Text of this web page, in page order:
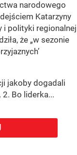
narodowego
Katarzyny
i polityki regionalnej
że „w sezonie
jakoby dogadali
Bo liderka...